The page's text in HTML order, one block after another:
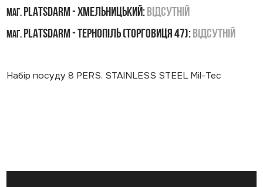
маг.PLATSDARM - Хмельницький:Відсутній
маг.PLATSDARM - Тернопіль (Торговиця 47):Відсутній
Набір посуду 8 PERS. STAINLESS STEEL Mil-Tec